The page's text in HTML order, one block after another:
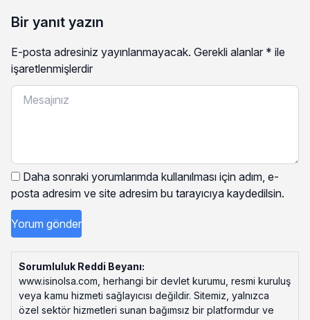
Bir yanıt yazın
E-posta adresiniz yayınlanmayacak. Gerekli alanlar * ile
işaretlenmişlerdir
Daha sonraki yorumlarımda kullanılması için adım, e-
posta adresim ve site adresim bu tarayıcıya kaydedilsin.
Sorumluluk Reddi Beyanı:
www.isinolsa.com, herhangi bir devlet kurumu, resmi kuruluş
veya kamu hizmeti sağlayıcısı değildir. Sitemiz, yalnızca
özel sektör hizmetleri sunan bağımsız bir platformdur ve